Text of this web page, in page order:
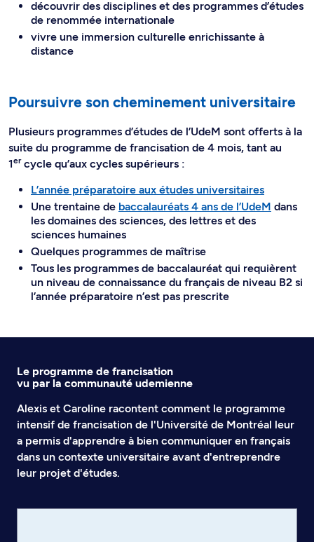
découvrir des disciplines et des programmes d’études
de renommée internationale
vivre une immersion culturelle enrichissante à
distance
Poursuivre son cheminement universitaire
Plusieurs programmes d’études de l’UdeM sont offerts à la
suite du programme de francisation de 4 mois, tant au
1ercycle qu’aux cycles supérieurs :
L’année préparatoire aux études universitaires
Une trentaine de baccalauréats 4 ans de l’UdeM dans
les domaines des sciences, des lettres et des
sciences humaines
Quelques programmes de maîtrise
Tous les programmes de baccalauréat qui requièrent
un niveau de connaissance du français de niveau B2 si
l’année préparatoire n’est pas prescrite
Le programme de francisation
vu par la communauté udemienne
Alexis et Caroline racontent comment le programme
intensif de francisation de l'Université de Montréal leur
a permis d'apprendre à bien communiquer en français
dans un contexte universitaire avant d'entreprendre
leur projet d'études.